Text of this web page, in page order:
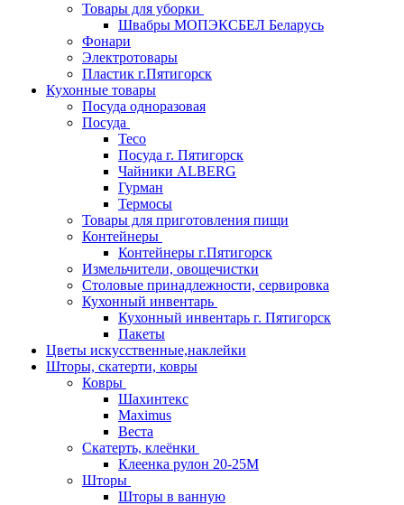
Товары для уборки
Швабры МОПЭКСБЕЛ Беларусь
Фонари
Электротовары
Пластик г.Пятигорск
Кухонные товары
Посуда одноразовая
Посуда
Teco
Посуда г. Пятигорск
Чайники ALBERG
Гурман
Термосы
Товары для приготовления пищи
Контейнеры
Контейнеры г.Пятигорск
Измельчители, овощечистки
Столовые принадлежности, сервировка
Кухонный инвентарь
Кухонный инвентарь г. Пятигорск
Пакеты
Цветы искусственные,наклейки
Шторы, скатерти, ковры
Ковры
Шахинтекс
Maximus
Веста
Скатерть, клеёнки
Клеенка рулон 20-25М
Шторы
Шторы в ванную